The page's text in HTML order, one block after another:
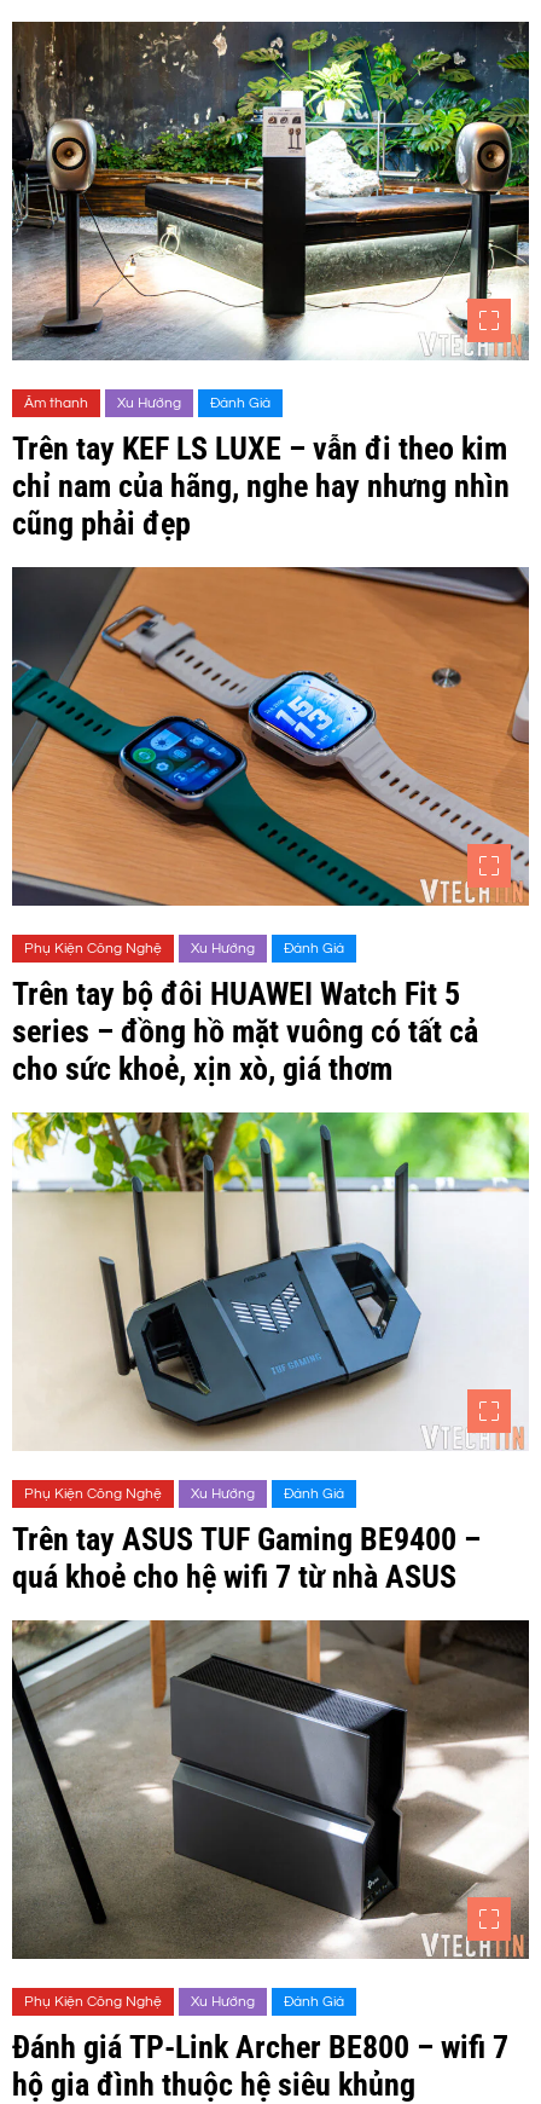
Âm thanh Xu Hướng Đánh Giá
Trên tay KEF LS LUXE – vẫn đi theo kim
chỉ nam của hãng, nghe hay nhưng nhìn
cũng phải đẹp
Phụ Kiện Công Nghệ Xu Hướng Đánh Giá
Trên tay bộ đôi HUAWEI Watch Fit 5
series – đồng hồ mặt vuông có tất cả
cho sức khoẻ, xịn xò, giá thơm
Phụ Kiện Công Nghệ Xu Hướng Đánh Giá
Trên tay ASUS TUF Gaming BE9400 –
quá khoẻ cho hệ wifi 7 từ nhà ASUS
Phụ Kiện Công Nghệ Xu Hướng Đánh Giá
Đánh giá TP-Link Archer BE800 – wifi 7
hộ gia đình thuộc hệ siêu khủng